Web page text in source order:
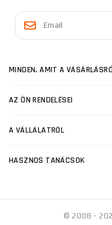
MINDEN, AMIT A
AZ ÖN RENDELÉSEI
A VÁLLALATRÓL
HASZNOS TANÁCSOK
© 2008 -